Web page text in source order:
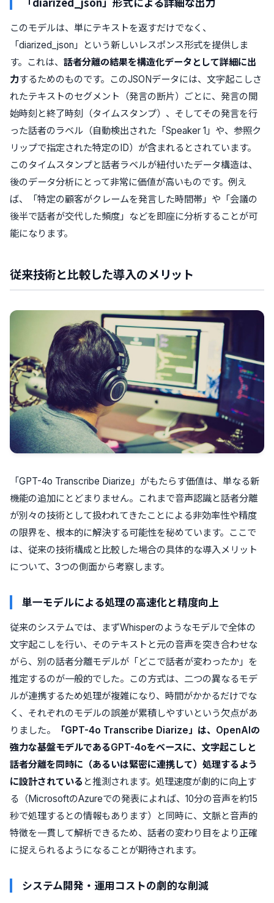
このモデルは、単にテキストを返すだけでなく、
「diarized_json」という新しいレスポンス形式を提供しま
す。これは、 話者分離の結果を構造化データとして詳細に出
力するためのものです。このJSONデータには、文字起こしさ
れたテキストのセグメント（発言の断片）ごとに、発言の開
始時刻と終了時刻（タイムスタンプ）、そしてその発言を行
った話者のラベル（自動検出された「Speaker 1」や、参照ク
リップで指定された特定のID）が含まれるとされています。
このタイムスタンプと話者ラベルが紐付いたデータ構造は、
後のデータ分析にとって非常に価値が高いものです。例え
ば、「特定の顧客がクレームを発言した時間帯」や「会議の
後半で話者が交代した頻度」などを即座に分析することが可
能になります。
従来技術と比較した導入のメリット
「GPT-4o Transcribe Diarize」がもたらす価値は、単なる新
機能の追加にとどまりません。これまで音声認識と話者分離
が別々の技術として扱われてきたことによる非効率性や精度
の限界を、根本的に解決する可能性を秘めています。ここで
は、従来の技術構成と比較した場合の具体的な導入メリット
について、3つの側面から考察します。
単一モデルによる処理の高速化と精度向上
従来のシステムでは、まずWhisperのようなモデルで全体の
文字起こしを行い、そのテキストと元の音声を突き合わせな
がら、別の話者分離モデルが「どこで話者が変わったか」を
推定するのが一般的でした。この方式は、二つの異なるモデ
ルが連携するため処理が複雑になり、時間がかかるだけでな
く、それぞれのモデルの誤差が累積しやすいという欠点があ
りました。
「GPT-4o Transcribe Diarize」は、OpenAIの
強力な基盤モデルであるGPT-4oをベースに、文字起こしと
話者分離を同時に（あるいは緊密に連携して）処理するよう
に設計されている と推測されます。処理速度が劇的に向上す
る（MicrosoftのAzureでの発表によれば、10分の音声を約15
秒で処理するとの情報もあります）と同時に、文脈と音声的
特徴を一貫して解析できるため、話者の変わり目をより正確
に捉えられるようになることが期待されます。
システム開発・運用コストの劇的な削減